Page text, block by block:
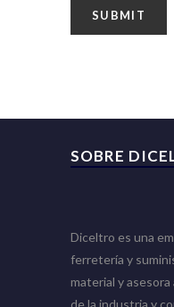
SOBRE
Diceltro es una
ferretería y
material y
de la industria y